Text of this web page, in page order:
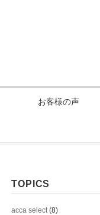
お客様の声
TOPICS
acca select(8)